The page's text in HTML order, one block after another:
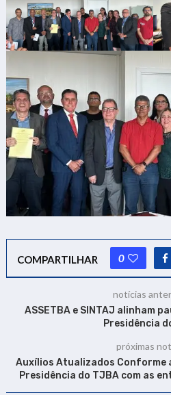
COMPARTILHAR 0
notícias
ASSETBA e SINTAJ alinham
Presidência
próximas
Auxílios Atualizados Conforme
Presidência do TJBA com as